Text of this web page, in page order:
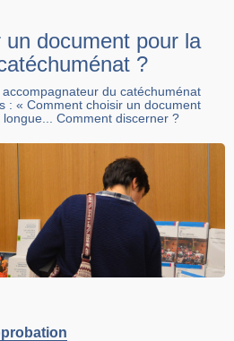
document pour la
?
du catéchuménat
: « Comment choisir un document
Comment discerner ?